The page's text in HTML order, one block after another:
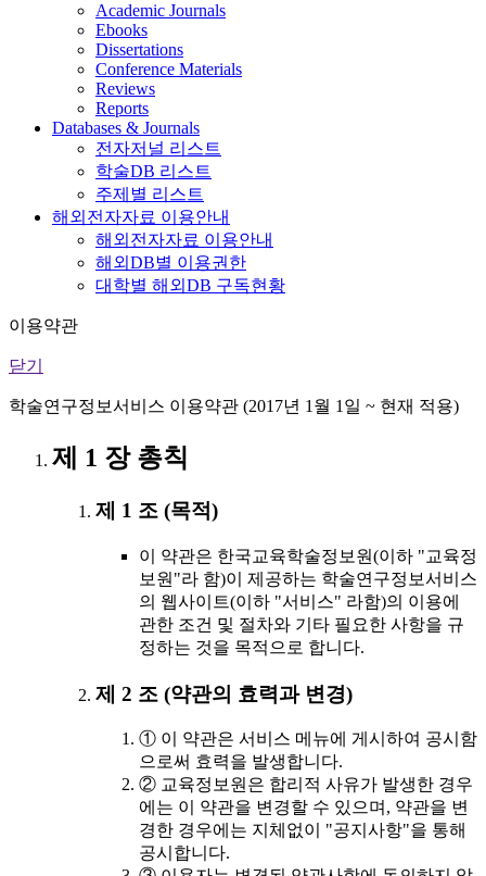
Academic Journals
Ebooks
Dissertations
Conference Materials
Reviews
Reports
Databases & Journals
전자저널 리스트
학술DB 리스트
주제별 리스트
해외전자자료 이용안내
해외전자자료 이용안내
해외DB별 이용권한
대학별 해외DB 구독현황
이용약관
닫기
학술연구정보서비스 이용약관 (2017년 1월 1일 ~ 현재 적용)
제 1 장 총칙
제 1 조 (목적)
이 약관은 한국교육학술정보원(이하 "교육정
보원"라 함)이 제공하는 학술연구정보서비스
의 웹사이트(이하 "서비스" 라함)의 이용에
관한 조건 및 절차와 기타 필요한 사항을 규
정하는 것을 목적으로 합니다.
제 2 조 (약관의 효력과 변경)
① 이 약관은 서비스 메뉴에 게시하여 공시함
으로써 효력을 발생합니다.
② 교육정보원은 합리적 사유가 발생한 경우
에는 이 약관을 변경할 수 있으며, 약관을 변
경한 경우에는 지체없이 "공지사항"을 통해
공시합니다.